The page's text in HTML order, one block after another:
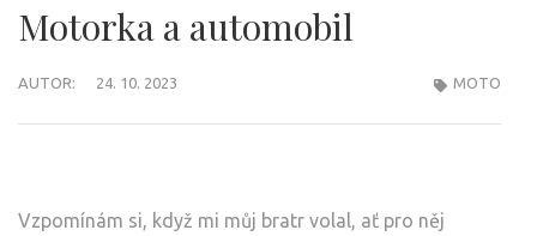
Motorka a automobil
AUTOR: 24. 10. 2023 MOTO
Vzpomínám si, když mi můj bratr volal, ať pro něj